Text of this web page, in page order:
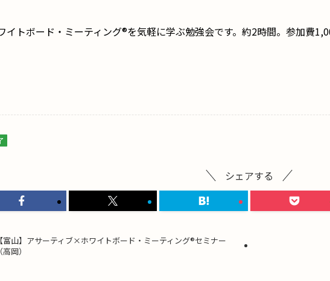
イトボード・ミーティング®を気軽に学ぶ勉強会です。 約2時間。参加費
シェアする
【富山】アサーティブ×ホワイトボード・ミーティング®セミナー
（高岡）